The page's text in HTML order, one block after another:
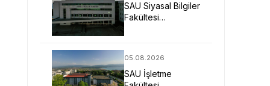
SAU Siyasal Bilgiler
Fakültesi
Bekliyor
05.08.2026
SAU İşletme